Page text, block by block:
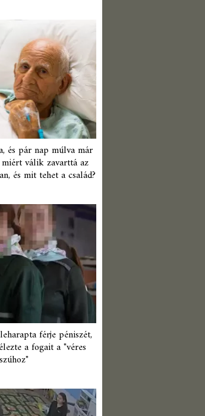
és pár nap múlva már
válik zavarttá az
és mit tehet a család?
férje péniszét,
a fogait a "véres